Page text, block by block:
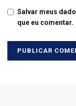
Salvar meus
que eu comentar.